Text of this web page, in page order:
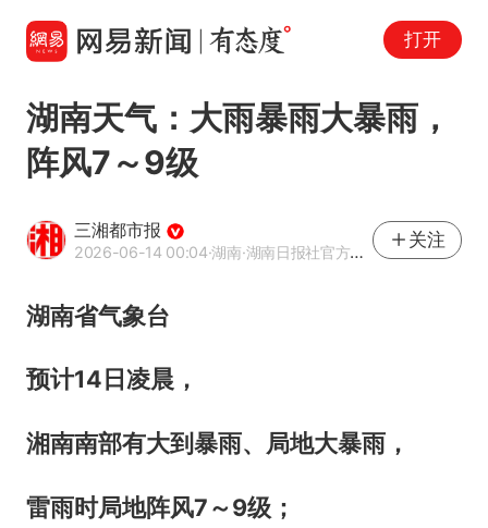
打开
湖南天气：大雨暴雨大暴雨，
阵风7～9级
三湘都市报
2026-06-14 00:04·湖南·湖南日报社官方网易号
关注
湖南省气象台
预计14日凌晨 ，
湘南南部有大到暴雨、局地大暴雨，
雷雨时局地阵风7～9级；